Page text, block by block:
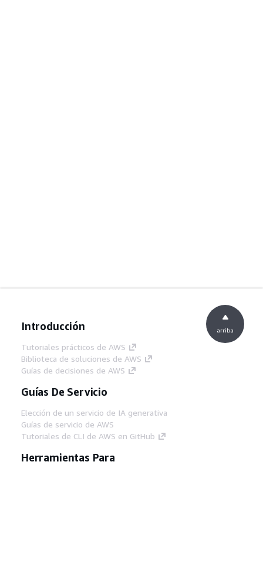
Introducción
Tutoriales prácticos de AWS
Biblioteca de soluciones de AWS
Guías de decisiones de AWS
Guías De Servicio
Elección de un servicio de IA generativa
Guías de servicio de AWS
Tutoriales de CLI de AWS en GitHub
Herramientas Para
arriba